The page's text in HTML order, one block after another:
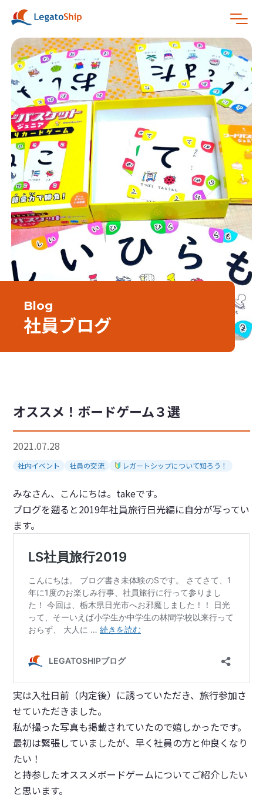
Blog
社員ブログ
オススメ！ボードゲーム３選
2021.07.28
社内イベント 社員の交流 レガートシップについて知ろう！
みなさん、こんにちは。takeです。
ブログを遡ると2019年社員旅行日光編に自分が写ってい
ます。
実は入社日前（内定後）に誘っていただき、旅行参加さ
せていただきました。
私が撮った写真も掲載されていたので嬉しかったです。
最初は緊張していましたが、 早く社員の方と仲良くなり
たい！
と持参したオススメボードゲームについてご紹介したい
と思います。